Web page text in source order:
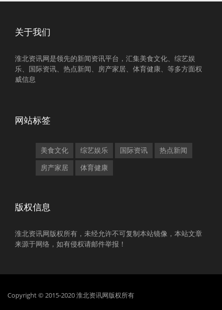
关于我们
淮北资讯网是领先的新闻资讯平台，汇集美食文化、综艺娱
乐、国际资讯、热点新闻、房产家居、体育健康、等多方面权
威信息
网站标签
美食文化 综艺娱乐 国际资讯 热点新闻
房产家居 体育健康
版权信息
淮北资讯网版权所有，未经允许不可复制本站镜像，本站文章
来源于网络，如有侵权请邮件举报！
Copyright © 2015-2020 淮北资讯网版权所有